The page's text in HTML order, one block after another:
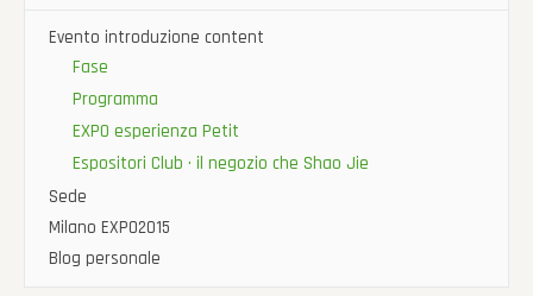
Evento introduzione content
Fase
Programma
EXPO esperienza Petit
Espositori Club · il negozio che Shao Jie
Sede
Milano EXPO2015
Blog personale